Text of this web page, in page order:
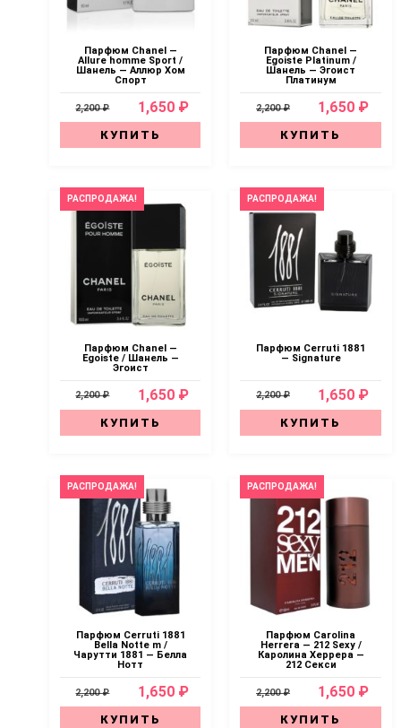
Парфюм Chanel —
Allure homme Sport /
Шанель — Аллюр Хом
Спорт
2,200 ₽ 1,650 ₽
КУПИТЬ
Парфюм Chanel —
Egoiste Platinum /
Шанель — Эгоист
Платинум
2,200 ₽ 1,650 ₽
КУПИТЬ
РАСПРОДАЖА!
Парфюм Chanel —
Egoiste / Шанель —
Эгоист
2,200 ₽ 1,650 ₽
КУПИТЬ
РАСПРОДАЖА!
Парфюм Cerruti 1881
— Signature
2,200 ₽ 1,650 ₽
КУПИТЬ
РАСПРОДАЖА!
Парфюм Cerruti 1881
Bella Notte m /
Чарутти 1881 — Белла
Нотт
2,200 ₽ 1,650 ₽
КУПИТЬ
РАСПРОДАЖА!
Парфюм Carolina
Herrera — 212 Sexy /
Каролина Херрера —
212 Секси
2,200 ₽ 1,650 ₽
КУПИТЬ